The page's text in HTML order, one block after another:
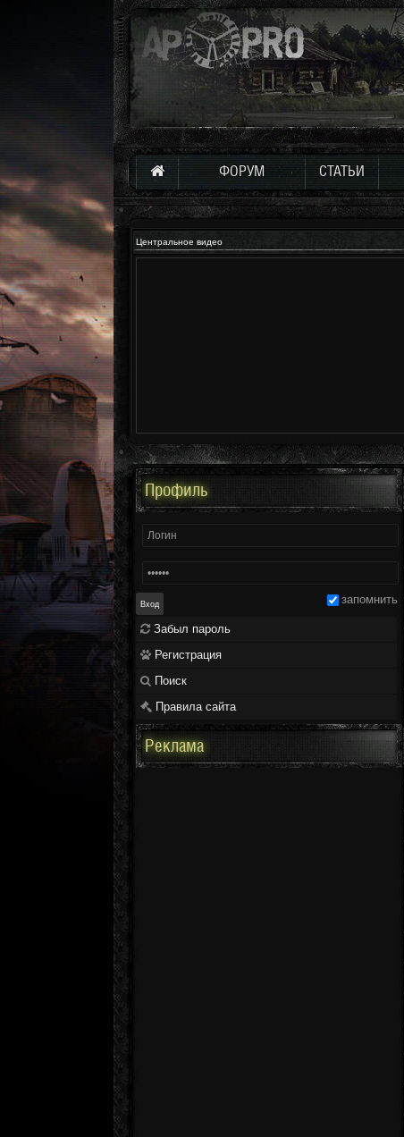
ФОРУМ СТАТЬИ
Центральное видео
Профиль
запомнить
Забыл пароль
Регистрация
Поиск
Правила сайта
Реклама